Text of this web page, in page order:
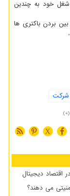
شغل خود به چندین
بردن باکتری ها
شركت
(0)
X
اقتصاد دیجیتال
می دهند؟